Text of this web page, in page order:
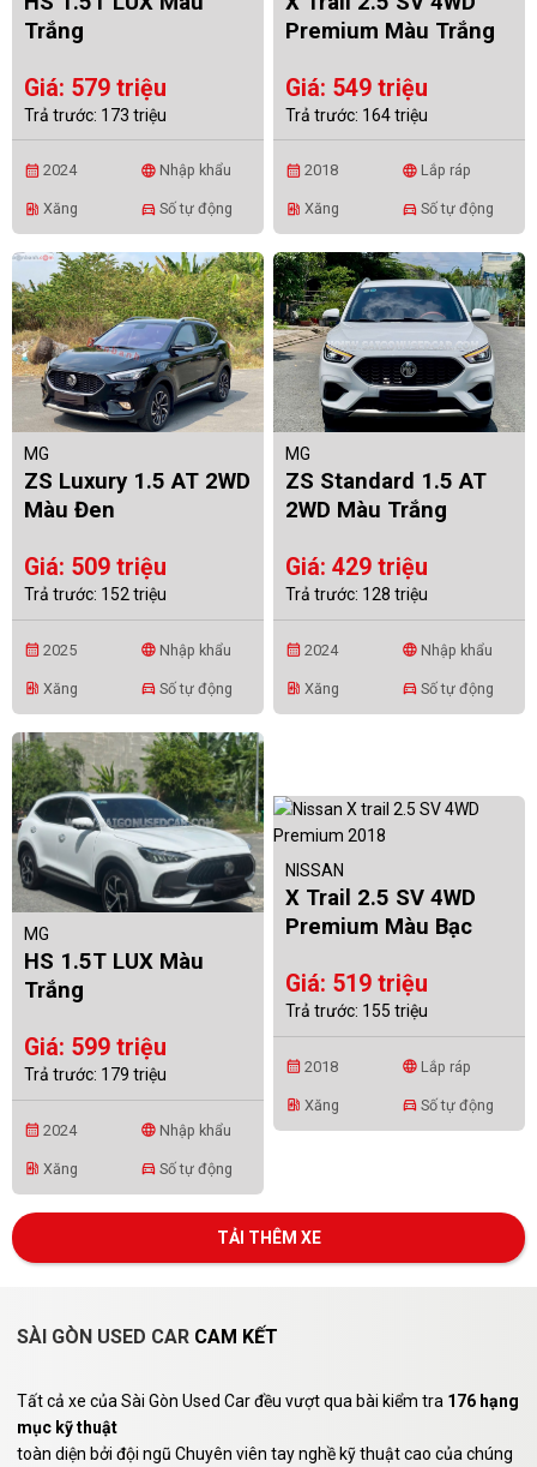
Trắng
Giá: 579 triệu
Trả trước: 173 triệu
calendar_month 2024 language Nhập khẩu
ev_station Xăng directions_car Số tự động
Premium Màu Trắng
Giá: 549 triệu
Trả trước: 164 triệu
calendar_month 2018 language Lắp ráp
ev_station Xăng directions_car Số tự động
MG
ZS Luxury 1.5 AT 2WD
Màu Đen
Giá: 509 triệu
Trả trước: 152 triệu
calendar_month 2025 language Nhập khẩu
ev_station Xăng directions_car Số tự động
MG
ZS Standard 1.5 AT
2WD Màu Trắng
Giá: 429 triệu
Trả trước: 128 triệu
calendar_month 2024 language Nhập khẩu
ev_station Xăng directions_car Số tự động
MG
HS 1.5T LUX Màu
Trắng
Giá: 599 triệu
Trả trước: 179 triệu
calendar_month 2024 language Nhập khẩu
ev_station Xăng directions_car Số tự động
NISSAN
X Trail 2.5 SV 4WD
Premium Màu Bạc
Giá: 519 triệu
Trả trước: 155 triệu
calendar_month 2018 language Lắp ráp
ev_station Xăng directions_car Số tự động
TẢI THÊM XE
SÀI GÒN USED CAR CAM KẾT
Tất cả xe của Sài Gòn Used Car đều vượt qua bài kiểm tra 176 hạng
mục kỹ thuật
toàn diện bởi đội ngũ Chuyên viên tay nghề kỹ thuật cao của chúng